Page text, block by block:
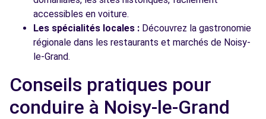
accessibles en voiture.
Les spécialités locales : Découvrez la gastronomie
régionale dans les restaurants et marchés de Noisy-
le-Grand.
Conseils pratiques pour
conduire à Noisy-le-Grand